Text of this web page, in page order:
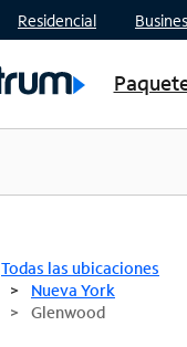
Residencial
Ver
Todas las ubicaciones
Nueva York
Glenwood